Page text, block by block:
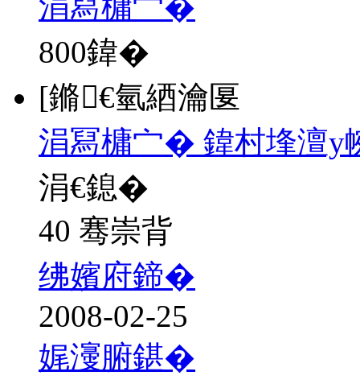
800鍏�
[鏅€氫綇瀹匽
涓冩槦宀� 鍏村埄澶у
涓€鎴�
40 骞崇背
绋嬪府鍗�
2008-02-25
娓濅腑鍖�